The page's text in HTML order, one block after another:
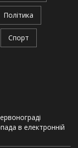
Політика
Спорт
в електронній